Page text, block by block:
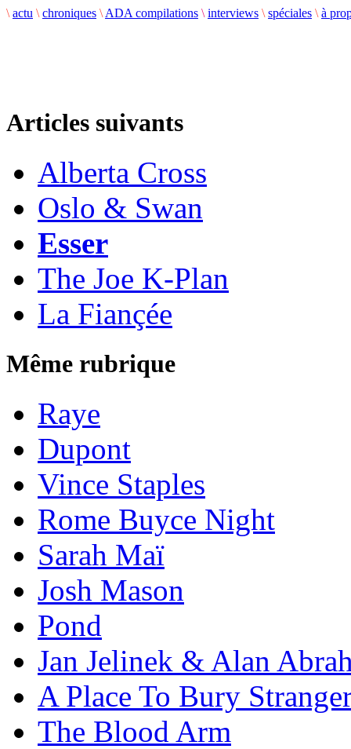
\ actu \ chroniques \ ADA compilations \ interviews \ spéciales \ à
Articles suivants
Alberta Cross
Oslo & Swan
Esser
The Joe K-Plan
La Fiançée
Même rubrique
Raye
Dupont
Vince Staples
Rome Buyce Night
Sarah Maï
Josh Mason
Pond
Jan Jelinek & Alan
A Place To Bury
The Blood Arm